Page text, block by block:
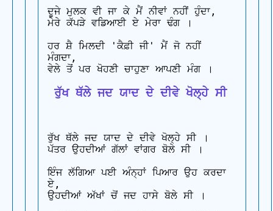
ਦੂਜੇ ਮੁਲਕ ਵੀ ਜਾ ਕੇ ਮੈਂ ਨੀਵਾਂ ਨਹੀਂ ਹੁੰਦਾ,
ਮੇਰੇ ਕੱਪੜੇ ਵਡਿਆਈ ਏ ਮੇਰਾ ਢੰਗ ।
ਹਰ ਸ਼ੈ ਮਿਲਦੀ 'ਕੈਫ਼ੀ ਜੀ' ਮੈਂ ਜੋ ਨਹੀਂ
ਮੰਗਦਾ,
ਰੁੱਖ ਥੱਲੇ ਜਦ ਯਾਦ ਦੇ ਦੀਵੇ ਖੋਲ੍ਹੇ ਸੀ
ਰੁੱਖ ਥੱਲੇ ਜਦ ਯਾਦ ਦੇ ਦੀਵੇ ਖੋਲ੍ਹੇ ਸੀ ।
ਪੱਤਰ ਉਹਦੀਆਂ ਗੱਲਾਂ ਵਾਂਗਰ ਬੋਲੇ ਸੀ ।
ਇੰਜ ਲੱਗਿਆ ਪਈ ਅੰਨ੍ਹਾਂ ਪਿਆਰ ਉਹ ਕਰਦਾ
ਏ,
ਉਹਦੀਆਂ ਅੱਖਾਂ ਚੋਂ ਜਦ ਹਾਸੇ ਬੋਲੇ ਸੀ ।